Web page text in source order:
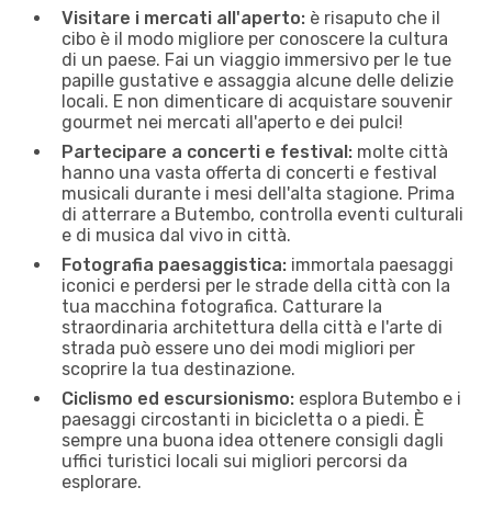
Visitare i mercati all'aperto: è risaputo che il
cibo è il modo migliore per conoscere la cultura
di un paese. Fai un viaggio immersivo per le tue
papille gustative e assaggia alcune delle delizie
locali. E non dimenticare di acquistare souvenir
gourmet nei mercati all'aperto e dei pulci!
Partecipare a concerti e festival: molte città
hanno una vasta offerta di concerti e festival
musicali durante i mesi dell'alta stagione. Prima
di atterrare a Butembo, controlla eventi culturali
e di musica dal vivo in città.
Fotografia paesaggistica: immortala paesaggi
iconici e perdersi per le strade della città con la
tua macchina fotografica. Catturare la
straordinaria architettura della città e l'arte di
strada può essere uno dei modi migliori per
scoprire la tua destinazione.
Ciclismo ed escursionismo: esplora Butembo e i
paesaggi circostanti in bicicletta o a piedi. È
sempre una buona idea ottenere consigli dagli
uffici turistici locali sui migliori percorsi da
esplorare.